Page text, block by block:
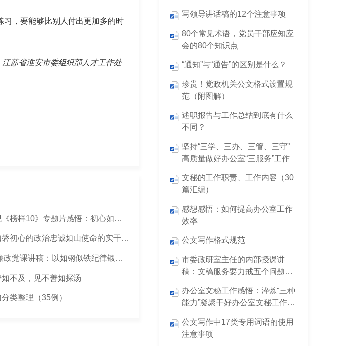
习，要能够比别人付出更加多的时
江苏省淮安市委组织部人才工作处
市发改委干部观《榜样10》专题片感悟：初心如磐躬耕发展 使命在肩改革奋进（2100字）
党课讲稿：以如磐初心的政治忠诚如山使命的实干担当，奋力书写新型工业化高质量发展时代答卷（6000字）
2026年春节前廉政党课讲稿：以如钢似铁纪律锻造忠诚，以寸步不让韧劲护航发展
不及，见不善如探汤
类整理（35例）
写领导讲话稿的12个注意事项
80个常见术语，党员干部应知应
会的80个知识点
“通知”与“通告”的区别是什么？
珍贵！党政机关公文格式设置规
范（附图解）
述职报告与工作总结到底有什么
不同？
坚持“三学、三办、三管、三守”
高质量做好办公室“三服务”工作
文秘的工作职责、工作内容（30
篇汇编）
感想感悟：如何提高办公室工作
效率
公文写作格式规范
市委政研室主任的内部授课讲
稿：文稿服务要力戒五个问题，
办公室文秘工作感悟：淬炼“三种
能力”凝聚干好办公室文秘工作
公文写作中17类专用词语的使用
注意事项